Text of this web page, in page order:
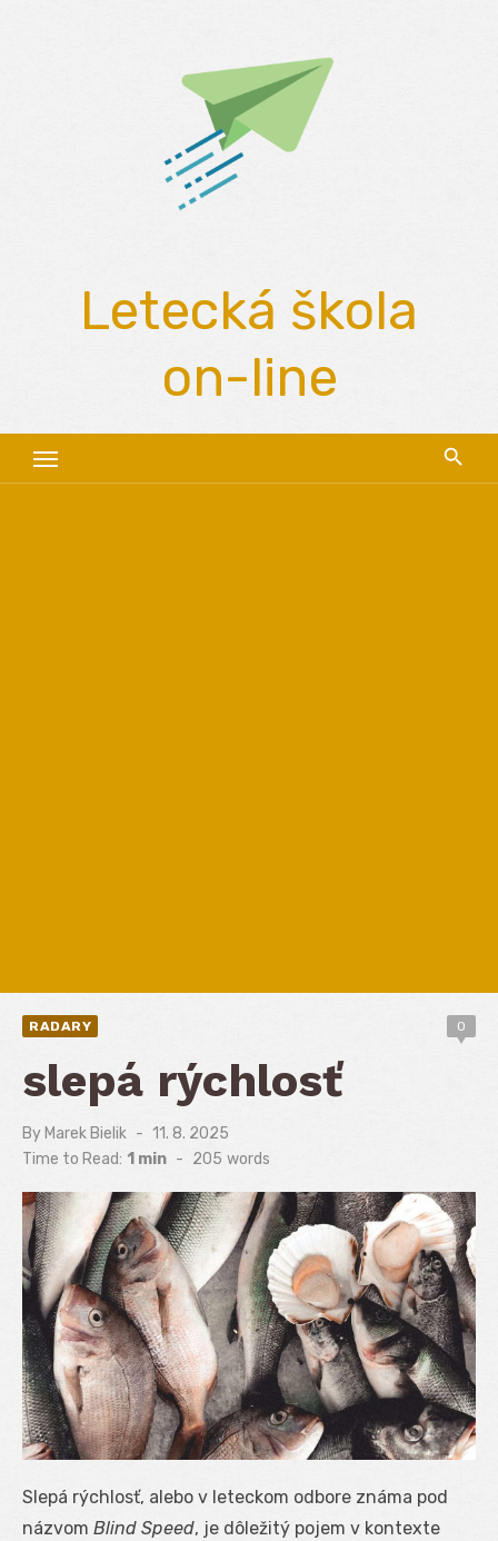
Letecká škola
on-line
RADARY 0
slepá rýchlosť
By Marek Bielik
Posted
on
11. 8. 2025
Time to Read: 1 min - 205 words
Slepá rýchlosť, alebo v leteckom odbore známa pod
názvom Blind Speed, je dôležitý pojem v kontexte